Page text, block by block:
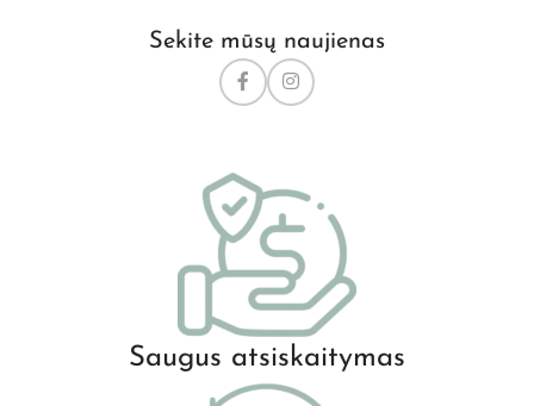
Sekite mūsų naujienas
Saugus atsiskaitymas